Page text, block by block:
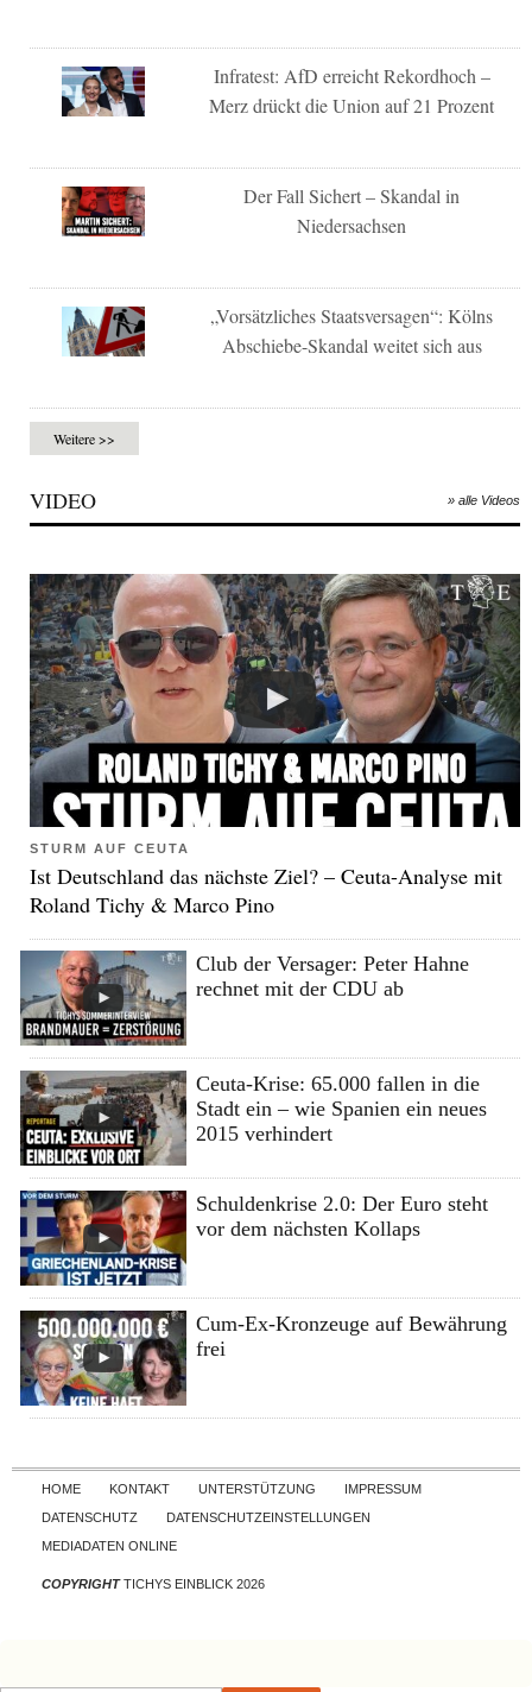
Infratest: AfD erreicht Rekordhoch –
Merz drückt die Union auf 21 Prozent
Der Fall Sichert – Skandal in
Niedersachsen
„Vorsätzliches Staatsversagen“: Kölns
Abschiebe-Skandal weitet sich aus
Weitere >>
VIDEO » alle Videos
STURM AUF CEUTA
Ist Deutschland das nächste Ziel? – Ceuta-Analyse mit
Roland Tichy & Marco Pino
Club der Versager: Peter Hahne
rechnet mit der CDU ab
Ceuta-Krise: 65.000 fallen in die
Stadt ein – wie Spanien ein neues
2015 verhindert
Schuldenkrise 2.0: Der Euro steht
vor dem nächsten Kollaps
Cum-Ex-Kronzeuge auf Bewährung
frei
Skip to content
HOME KONTAKT UNTERSTÜTZUNG
IMPRESSUM
DATENSCHUTZ
DATENSCHUTZEINSTELLUNGEN
MEDIADATEN ONLINE
COPYRIGHTTICHYS EINBLICK 2026